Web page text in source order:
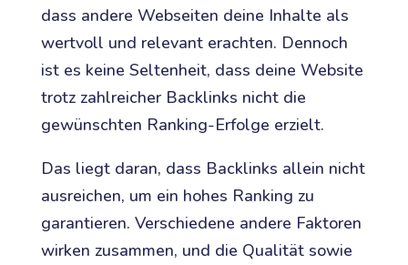
dass andere Webseiten deine Inhalte als
wertvoll und relevant erachten. Dennoch
ist es keine Seltenheit, dass deine Website
trotz zahlreicher Backlinks nicht die
gewünschten Ranking-Erfolge erzielt.
Das liegt daran, dass Backlinks allein nicht
ausreichen, um ein hohes Ranking zu
garantieren. Verschiedene andere Faktoren
wirken zusammen, und die Qualität sowie